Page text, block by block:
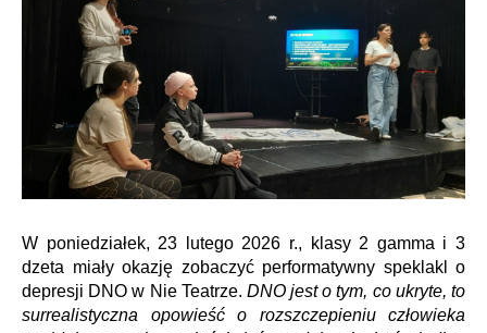
W poniedziałek, 23 lutego 2026 r., klasy 2 gamma i 3
dzeta miały okazję zobaczyć performatywny speklakl o
depresji DNO w Nie Teatrze. DNO jest o tym, co ukryte, to
surrealistyczna opowieść o rozszczepieniu człowieka